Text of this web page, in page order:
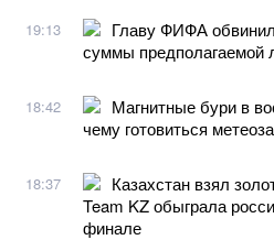
19:13
Главу ФИФА
суммы предполагаемой
18:42
Магнитные бури в
чему готовиться
18:37
Казахстан взял
Team KZ обыграла
финале